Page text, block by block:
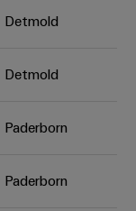
Detmold
Detmold
Paderborn
Paderborn